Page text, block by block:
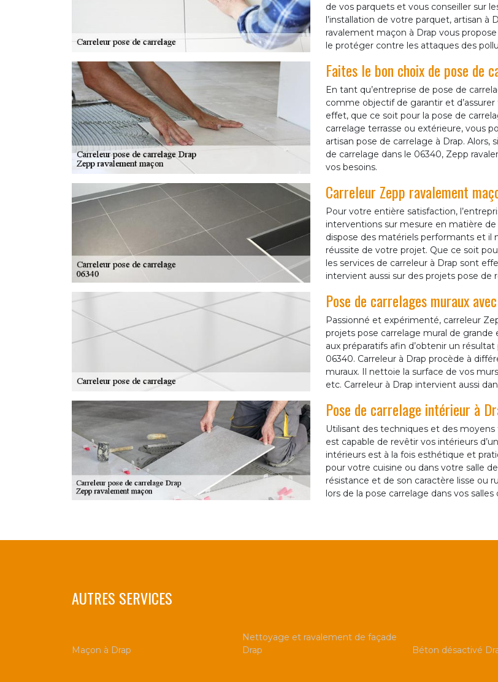
de vos parquets et vous conseiller sur
l’installation de votre parquet, artisan
ravalement maçon à Drap vous
le protéger contre les attaques des
Faites le bon choix de pose de
En tant qu’entreprise de pose de
comme objectif de garantir et
effet, que ce soit pour la pose de
carrelage terrasse ou extérieure, vous
artisan pose de carrelage à Drap. Alors,
de carrelage dans le 06340, Zepp
vos besoins.
Carreleur Zepp ravalement
Pour votre entière satisfaction,
interventions sur mesure en matière
dispose des matériels performants et
réussite de votre projet. Que ce soit
les services de carreleur à Drap sont
intervient aussi sur des projets pose
Pose de carrelages muraux
Passionné et expérimenté, carreleur
projets pose carrelage mural de
aux préparatifs afin d’obtenir un
06340. Carreleur à Drap procède à
muraux. Il nettoie la surface de vos
etc. Carreleur à Drap intervient aussi
Pose de carrelage intérieur à
Utilisant des techniques et des
est capable de revêtir vos intérieurs
intérieurs est à la fois esthétique et
pour votre cuisine ou dans votre salle
résistance et de son caractère lisse ou
lors de la pose carrelage dans vos
AUTRES SERVICES
Maçon à Drap
Nettoyage et ravalement de façade
Drap
Béton désactivé